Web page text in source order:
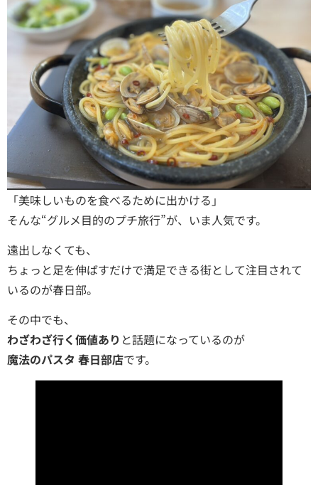
「美味しいものを食べるために出かける」
そんな“グルメ目的のプチ旅行”が、いま人気です。
遠出しなくても、
ちょっと足を伸ばすだけで満足できる街として注目されて
いるのが春日部。
その中でも、
わざわざ行く価値あり と話題になっているのが
魔法のパスタ 春日部店です。